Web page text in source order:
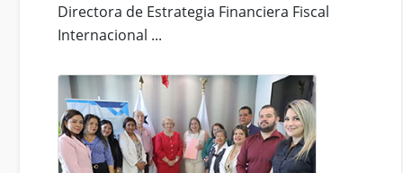
Directora de Estrategia Financiera Fiscal
Internacional ...